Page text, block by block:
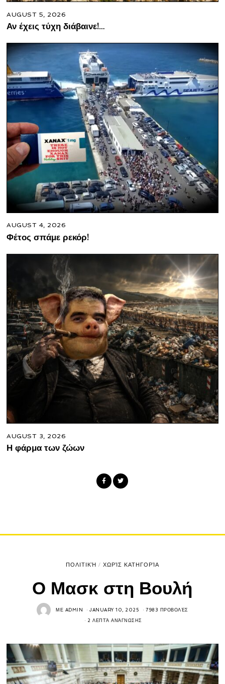
AUGUST 5, 2026
Αν έχεις τύχη διάβαινε!…
AUGUST 4, 2026
Φέτος σπάμε ρεκόρ!
AUGUST 3, 2026
Η φάρμα των ζώων
ΠΟΛΙΤΙΚΉ / ΧΩΡΊΣ ΚΑΤΗΓΟΡΊΑ
Ο Μασκ στη Βουλή
ΜΕ ADMIN JANUARY 10, 2025 7983 ΠΡΟΒΟΛΈΣ
2 ΛΕΠΤΆ ΑΝΆΓΝΩΣΗΣ